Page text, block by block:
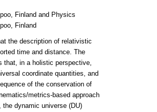
Finland and Physics
Finland
the description of relativistic
time and distance. The
that, in a holistic perspective,
coordinate quantities, and
of the conservation of
metrics-based approach
dynamic universe (DU)